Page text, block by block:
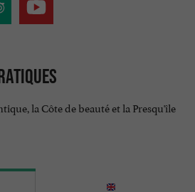
la Côte de beauté et la Presqu'île